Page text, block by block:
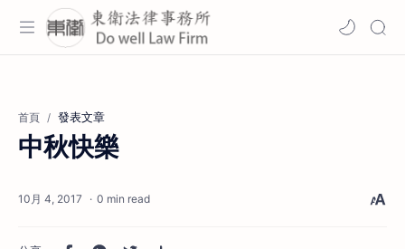
首頁 發表文章
中秋快樂
0 min read